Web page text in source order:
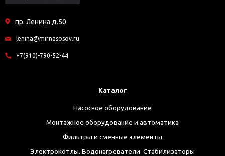
пр. Ленина д.50
lenina@mirnasosov.ru
+7(910)-790-52-44
Каталог
Насосное оборудование
Монтажное оборудование и автоматика
Фильтры и сменные элементы
Электрокотлы. Водонагреватели. Стабилизаторы